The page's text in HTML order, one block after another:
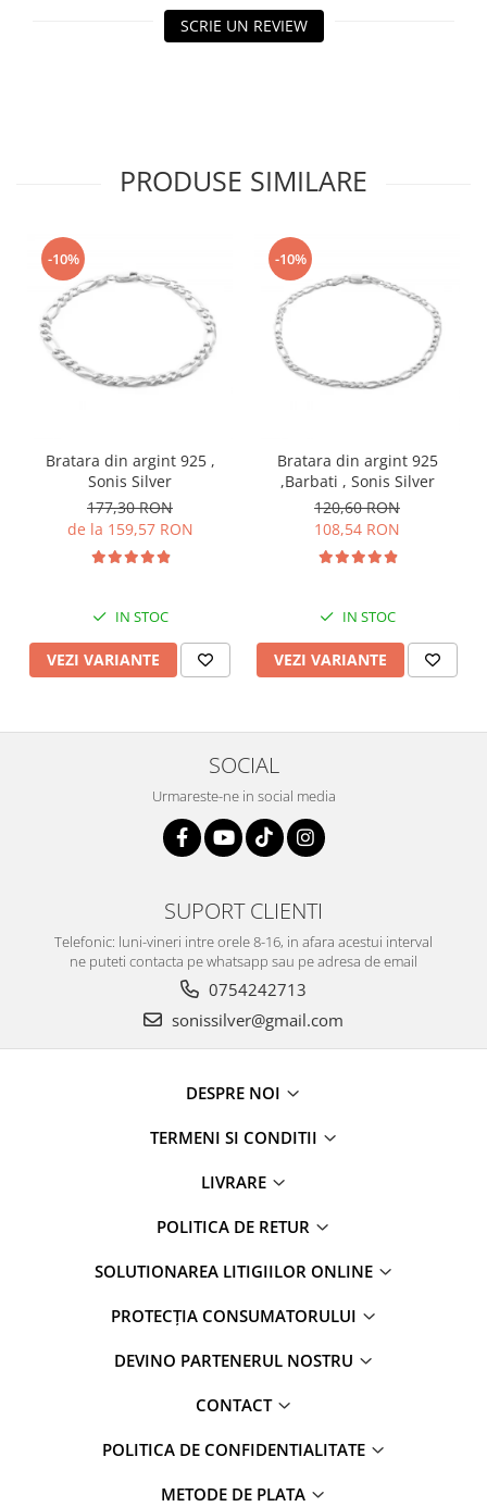
SCRIE UN REVIEW
PRODUSE SIMILARE
-10%
Bratara din argint 925 ,
Sonis Silver
177,30 RON
de la 159,57 RON
IN STOC
VEZI VARIANTE
-10%
Bratara din argint 925
,Barbati , Sonis Silver
120,60 RON
108,54 RON
IN STOC
VEZI VARIANTE
SOCIAL
Urmareste-ne in social media
SUPORT CLIENTI
Telefonic: luni-vineri intre orele 8-16, in afara acestui interval
ne puteti contacta pe whatsapp sau pe adresa de email
0754242713
sonissilver@gmail.com
DESPRE NOI
TERMENI SI CONDITII
LIVRARE
POLITICA DE RETUR
SOLUTIONAREA LITIGIILOR ONLINE
PROTECȚIA CONSUMATORULUI
DEVINO PARTENERUL NOSTRU
CONTACT
POLITICA DE CONFIDENTIALITATE
METODE DE PLATA